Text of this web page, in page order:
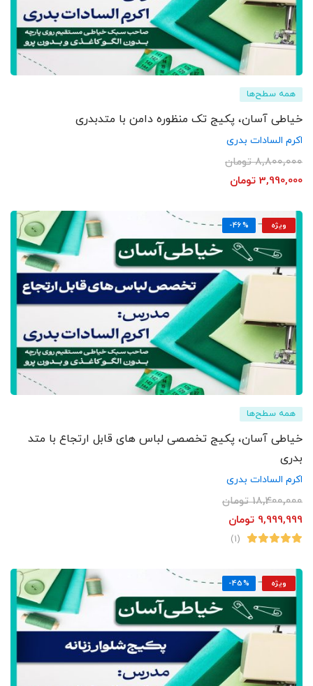
همه سطح‌ها
خیاطی آسان، پکیج تک منظوره دامن با متدبدری
اکرم السادات بدری
8,800,000 تومان
3,990,000 تومان
ویژه -46%
همه سطح‌ها
خیاطی آسان، پکیج تخصصی لباس های قابل ارتجاع با متد
بدری
اکرم السادات بدری
18,400,000 تومان
9,999,999 تومان
(1)
ویژه -45%